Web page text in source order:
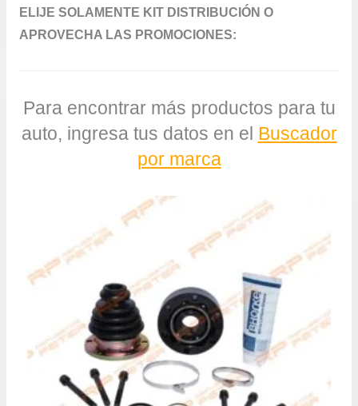
ELIJE SOLAMENTE KIT DISTRIBUCIÓN O
APROVECHA LAS PROMOCIONES:
Para encontrar más productos para tu
auto, ingresa tus datos en el Buscador
por marca